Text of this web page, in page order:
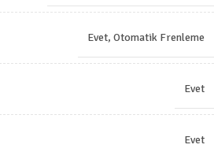
Evet, Otomatik Frenleme
Evet
Evet